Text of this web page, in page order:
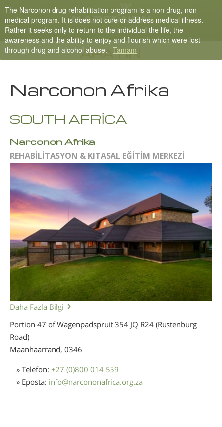
Nepali
English
Turkish
ARAYIN
Narconon Afrika
SOUTH AFRİCA
Narconon Afrika
REHABİLİTASYON & KITASAL EĞİTİM MERKEZİ
Daha Fazla Bilgi
Portion 47 of Wagenpadspruit 354 JQ R24 (Rustenburg
Road)
Maanhaarrand, 0346
» Telefon: +27 (0)800 014 559
» Eposta: info@narcononafrica.org.za
The Narconon drug rehabilitation program is a non-drug, non-
medical program. It is does not cure or address medical illness.
Rather it seeks only to return to the individual the life, the
awareness and the ability to enjoy and flourish which were lost
through drug and alcohol abuse. Tamam